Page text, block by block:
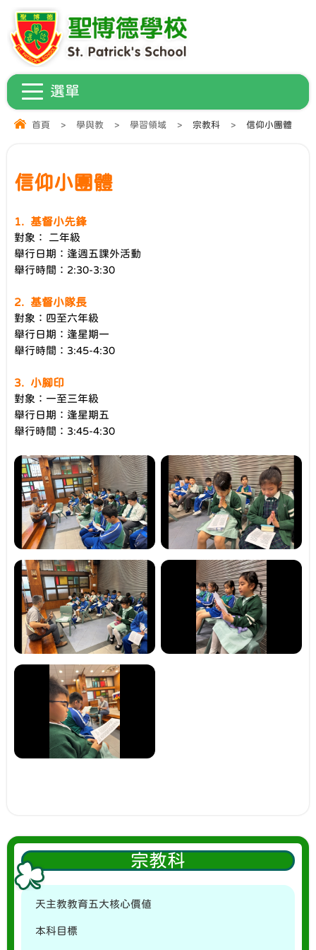
首頁 > 學與教 > 學習領域 > 宗教科 > 信仰小團體
信仰小團體
1. 基督小先鋒
對象： 二年級
舉行日期：逢週五課外活動
舉行時間：2:30-3:30
2. 基督小隊長
對象：四至六年級
舉行日期：逢星期一
舉行時間：3:45-4:30
3. 小腳印
對象：一至三年級
舉行日期：逢星期五
舉行時間：3:45-4:30
宗教科
天主教教育五大核心價值
本科目標